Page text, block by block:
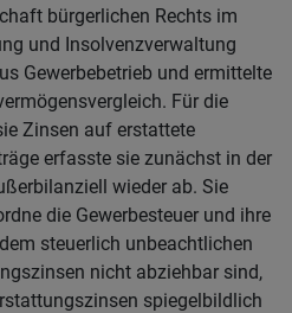
bürgerlichen Rechts im
und Insolvenzverwaltung
Gewerbebetrieb und ermittelte
Für die
Zinsen auf erstattete
erfasste sie zunächst in der
wieder ab. Sie
die Gewerbesteuer und ihre
steuerlich unbeachtlichen
nicht abziehbar sind,
spiegelbildlich